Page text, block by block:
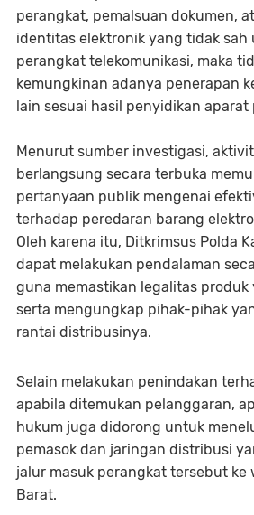
perangkat, pemalsuan dokumen,
identitas elektronik yang tidak
perangkat telekomunikasi, maka
kemungkinan adanya penerapan
lain sesuai hasil penyidikan aparat
Menurut sumber investigasi,
berlangsung secara terbuka
pertanyaan publik mengenai
terhadap peredaran barang
Oleh karena itu, Ditkrimsus Polda
dapat melakukan pendalaman
guna memastikan legalitas produk
serta mengungkap pihak-pihak
rantai distribusinya.
Selain melakukan penindakan
apabila ditemukan pelanggaran,
hukum juga didorong untuk
pemasok dan jaringan distribusi
jalur masuk perangkat tersebut ke
Barat.